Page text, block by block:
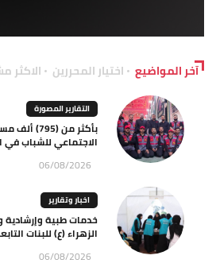
آخر المواضيع اختيار المحررين الاكثر
التقارير المصورة
بأكثر من
الاجتماعي للشباب في
06/08/2026
اخبار وتقارير
خدمات طبية وإرشادية
الزهراء (ع) للبنات
06/08/2026